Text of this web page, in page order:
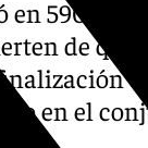
en 590
de
en el